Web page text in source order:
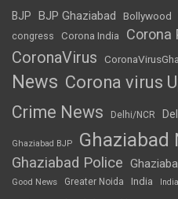
BJP BJP Ghaziabad Bollywood
congress Corona India Corona
CoronaVirus
News Corona virus
Crime News Delhi/NCR
Ghaziabad BJP Ghaziabad
Ghaziabad Police
Good News Greater Noida India